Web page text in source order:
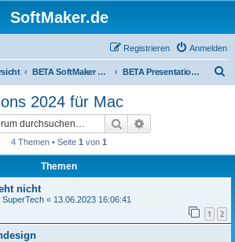
SoftMaker.de
Anmelden
Registrieren
BETA SoftMaker Office 2024 für Mac BETA Presentations 2024 für Mac
2024 für Mac
Suche
4 Themen • Seite 1 von 1
Themen
nicht
SuperTech « 13.06.2023 16:06:41
1 2